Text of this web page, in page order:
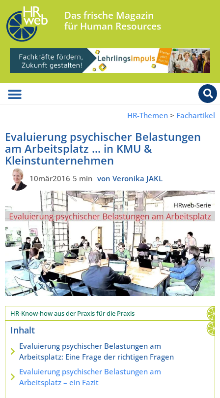
Das frische Magazin
für Human Resources
HR-Themen > Fachartikel
Evaluierung psychischer Belastungen
am Arbeitsplatz … in KMU &
Kleinstunternehmen
10mär2016 5 min von Veronika JAKL
HR-Know-how aus der Praxis für die Praxis
Inhalt
Evaluierung psychischer Belastungen am
Arbeitsplatz: Eine Frage der richtigen Fragen
Evaluierung psychischer Belastungen am
Arbeitsplatz – ein Fazit